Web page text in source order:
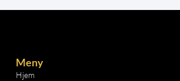
Meny
Hjem